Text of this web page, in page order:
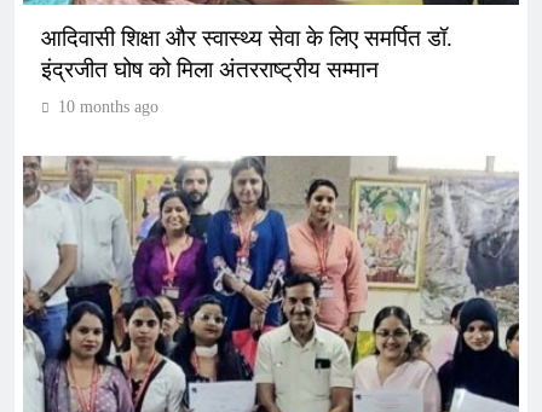
आदिवासी शिक्षा और स्वास्थ्य सेवा के लिए समर्पित डॉ.
इंद्रजीत घोष को मिला अंतरराष्ट्रीय सम्मान
10 months ago